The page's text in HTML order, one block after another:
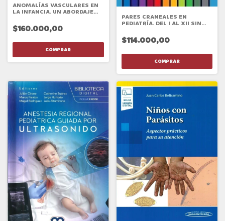
ANOMALÍAS VASCULARES EN
LA INFANCIA. UN ABORDAJE
$160.000,00
PARES CRANEALES EN
PEDIATRÍA. DEL I AL XII SIN
$114.000,00